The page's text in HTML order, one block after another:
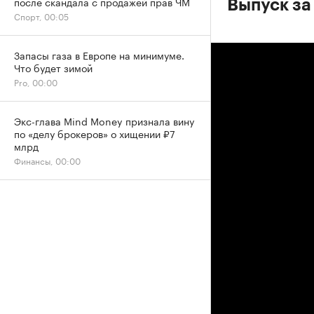
Выпуск
Спорт, 00:05
Запасы газа в Европе на минимуме.
Что будет зимой
Pro, 00:00
Экс-глава Mind Money признала вину
по «делу брокеров» о хищении ₽7
млрд
Финансы, 00:00